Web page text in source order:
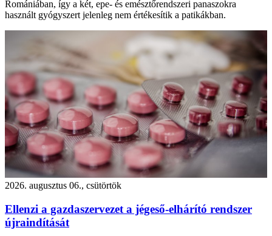
Romániában, így a két, epe- és emésztőrendszeri panaszokra
használt gyógyszert jelenleg nem értékesítik a patikákban.
2026. augusztus 06., csütörtök
Ellenzi a gazdaszervezet a jégeső-elhárító rendszer
újraindítását